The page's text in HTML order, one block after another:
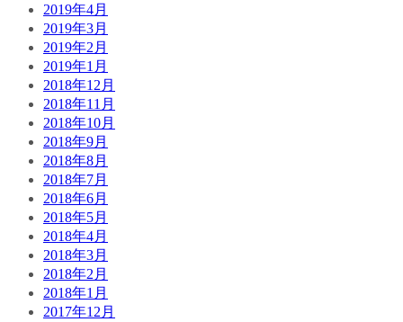
2019年4月
2019年3月
2019年2月
2019年1月
2018年12月
2018年11月
2018年10月
2018年9月
2018年8月
2018年7月
2018年6月
2018年5月
2018年4月
2018年3月
2018年2月
2018年1月
2017年12月